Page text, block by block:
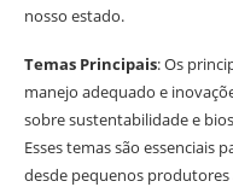
nosso estado.
Temas Principais: Os
manejo adequado e
sobre sustentabilidade e
Esses temas são essenciais
desde pequenos produtores